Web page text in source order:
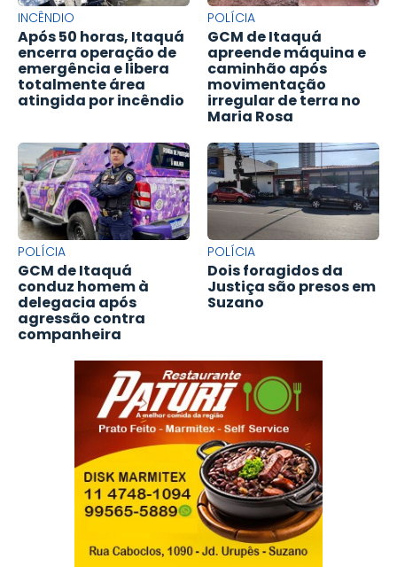
INCÊNDIO
Após 50 horas, Itaquá
encerra operação de
emergência e libera
totalmente área
atingida por incêndio
POLÍCIA
GCM de Itaquá
apreende máquina e
caminhão após
movimentação
irregular de terra no
Maria Rosa
POLÍCIA
GCM de Itaquá
conduz homem à
delegacia após
agressão contra
companheira
POLÍCIA
Dois foragidos da
Justiça são presos em
Suzano